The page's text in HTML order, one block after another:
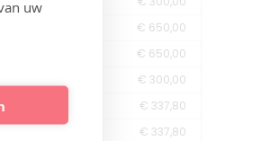
uw
€ 650,00
€ 650,00
€ 300,00
€ 337,80
€ 337,80